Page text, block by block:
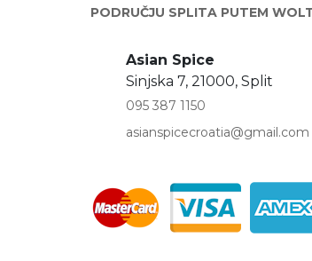
PODRUČJU SPLITA PUTEM
Asian Spice
Sinjska 7, 21000, Split
095 387 1150
asianspicecroatia@gmail.com